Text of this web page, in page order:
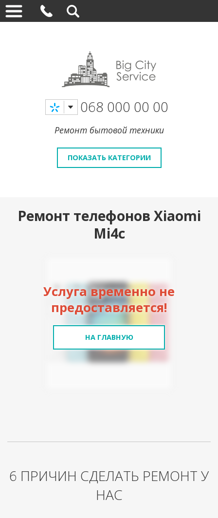
068 000 00 00
Ремонт бытовой техники
ПОКАЗАТЬ КАТЕГОРИИ
Ремонт телефонов Xiaomi
Mi4c
Услуга временно не
предоставляется!
НА ГЛАВНУЮ
6 ПРИЧИН СДЕЛАТЬ РЕМОНТ У
НАС